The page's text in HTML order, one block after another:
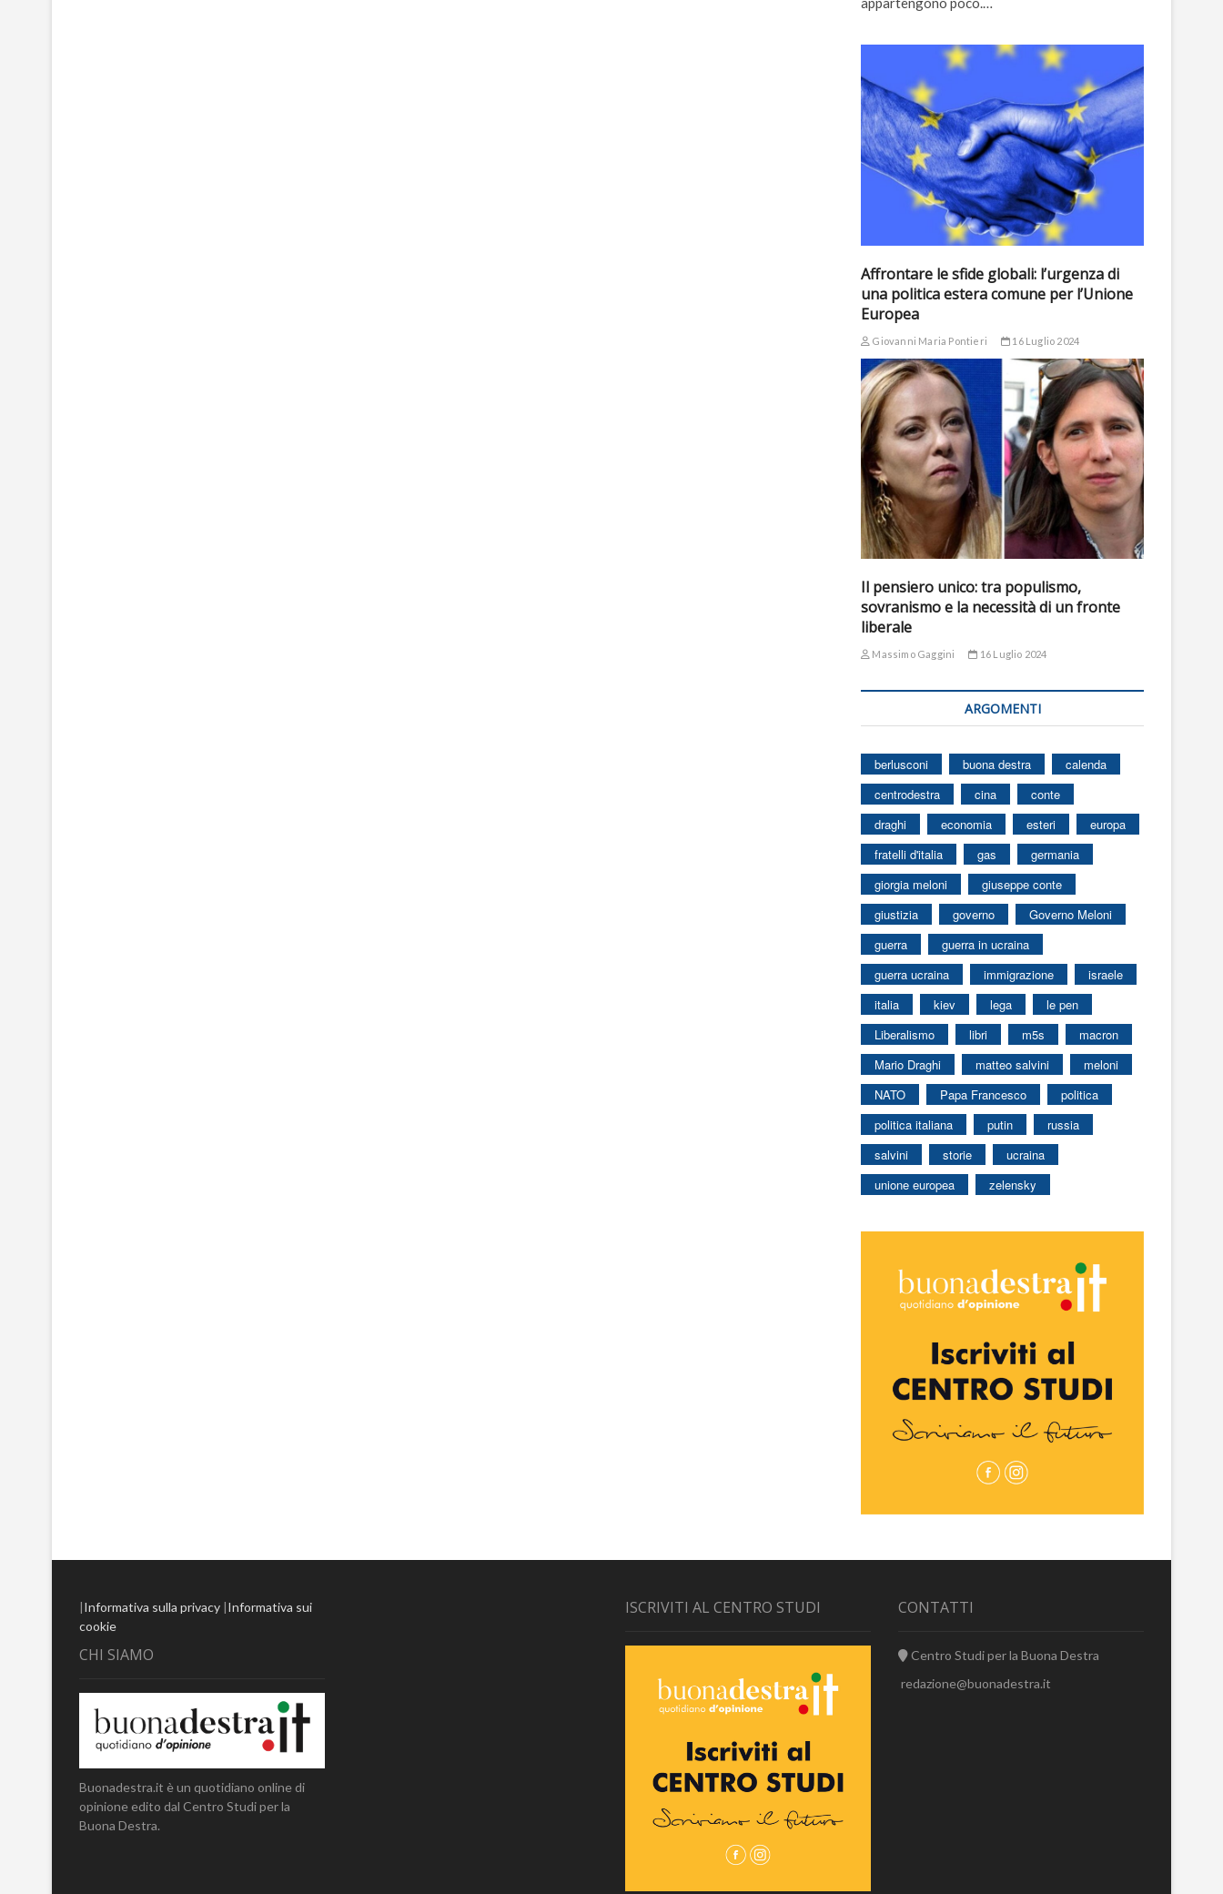
Affrontare le sfide globali: l’urgenza di
una politica estera comune per l’Unione
Europea
Giovanni Maria Pontieri 16 Luglio 2024
Il pensiero unico: tra populismo,
sovranismo e la necessità di un fronte
liberale
Massimo Gaggini 16 Luglio 2024
ARGOMENTI
berlusconi buona destra
calenda
centrodestra
cina
conte
draghi
economia esteri
europa
fratelli d'italia
gas
germania
giorgia meloni
giuseppe conte
giustizia
governo
Governo Meloni
guerra
guerra in ucraina
guerra ucraina
immigrazione
israele
italia
kiev lega
le pen
Liberalismo
libri m5s
macron
Mario Draghi
matteo salvini
meloni
NATO
Papa Francesco
politica
politica italiana
putin
russia
salvini
storie
ucraina
unione europea
zelensky
|Informativa sulla privacy |Informativa sui
cookie
CHI SIAMO
Buonadestra.it è un quotidiano online di
opinione edito dal Centro Studi per la
Buona Destra.
ISCRIVITI AL CENTRO STUDI CONTATTI
Centro Studi per la Buona Destra
redazione@buonadestra.it